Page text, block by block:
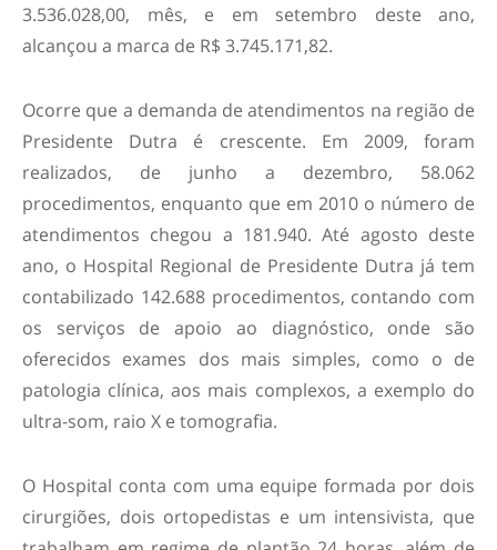
3.536.028,00, mês, e em setembro deste ano,
alcançou a marca de R$ 3.745.171,82.
Ocorre que a demanda de atendimentos na região de
Presidente Dutra é crescente. Em 2009, foram
realizados, de junho a dezembro, 58.062
procedimentos, enquanto que em 2010 o número de
atendimentos chegou a 181.940. Até agosto deste
ano, o Hospital Regional de Presidente Dutra já tem
contabilizado 142.688 procedimentos, contando com
os serviços de apoio ao diagnóstico, onde são
oferecidos exames dos mais simples, como o de
patologia clínica, aos mais complexos, a exemplo do
ultra-som, raio X e tomografia.
O Hospital conta com uma equipe formada por dois
cirurgiões, dois ortopedistas e um intensivista, que